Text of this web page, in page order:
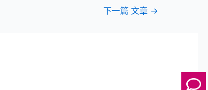
下一篇 文章 →